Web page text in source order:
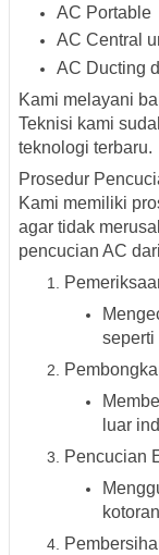
AC Portable
AC Central
AC Ducting
Kami melayani
Teknisi kami
teknologi terbaru.
Prosedur
Kami memiliki
agar tidak
pencucian AC
seperti
luar
Pencucian